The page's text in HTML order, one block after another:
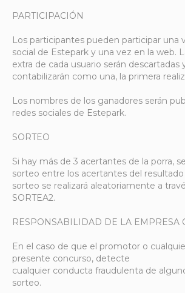
PARTICIPACIÓN
Los participantes pueden participar una
social de Estepark y una vez en la web.
extra de cada usuario serán descartadas
contabilizarán como una, la primera
Los nombres de los ganadores serán
redes sociales de Estepark.
SORTEO
Si hay más de 3 acertantes de la porra,
sorteo entre los acertantes del
sorteo se realizará aleatoriamente a
SORTEA2.
RESPONSABILIDAD DE LA EMPRESA
En el caso de que el promotor o
presente concurso, detecte
cualquier conducta fraudulenta de
sorteo.